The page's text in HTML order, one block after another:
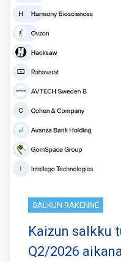
SALKUN RAKENNE
Kaizun salkku
Q2/2026